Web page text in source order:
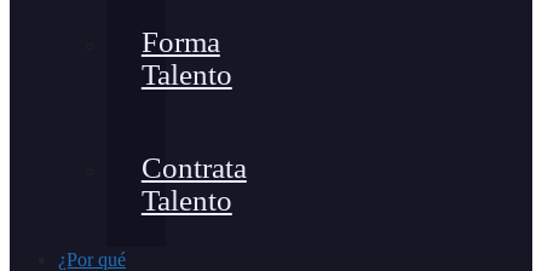
Forma
Talento
Contrata
Talento
¿Por qué